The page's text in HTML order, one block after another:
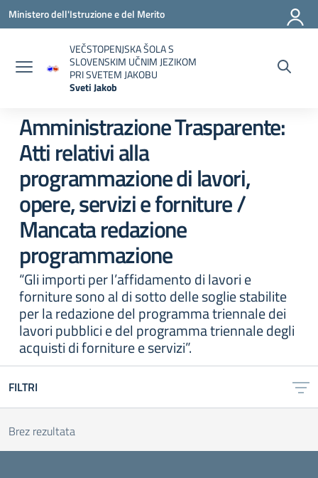
Vai ai contenuti
Vai al menu di navigazione
Vai al footer
Ministero dell'Istruzione e del Merito
VEČSTOPENJSKA ŠOLA S
SLOVENSKIM UČNIM JEZIKOM
PRI SVETEM JAKOBU
Sveti Jakob
Amministrazione Trasparente:
Atti relativi alla
programmazione di lavori,
opere, servizi e forniture /
Mancata redazione
programmazione
“Gli importi per l’affidamento di lavori e
forniture sono al di sotto delle soglie stabilite
per la redazione del programma triennale dei
lavori pubblici e del programma triennale degli
acquisti di forniture e servizi”.
FILTRI
Brez rezultata